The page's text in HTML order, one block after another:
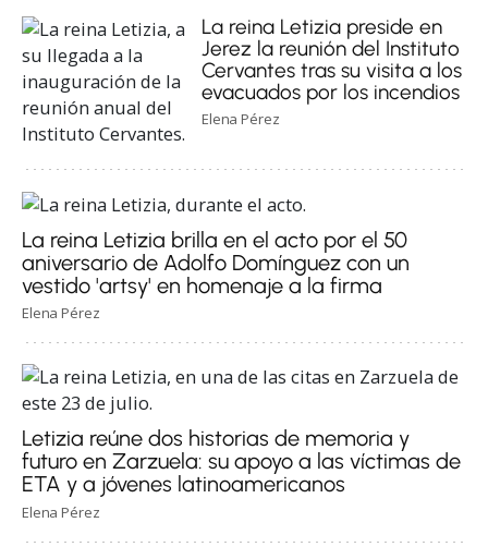
La reina Letizia preside en
Jerez la reunión del Instituto
Cervantes tras su visita a los
evacuados por los incendios
Elena Pérez
La reina Letizia brilla en el acto por el 50
aniversario de Adolfo Domínguez con un
vestido 'artsy' en homenaje a la firma
Elena Pérez
Letizia reúne dos historias de memoria y
futuro en Zarzuela: su apoyo a las víctimas de
ETA y a jóvenes latinoamericanos
Elena Pérez